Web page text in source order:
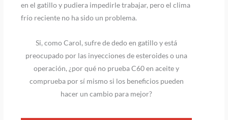
en el gatillo y pudiera impedirle trabajar, pero el clima
frío reciente no ha sido un problema.
Si, como Carol, sufre de dedo en gatillo y está
preocupado por las inyecciones de esteroides o una
operación, ¿por qué no prueba C60 en aceite y
comprueba por sí mismo si los beneficios pueden
hacer un cambio para mejor?